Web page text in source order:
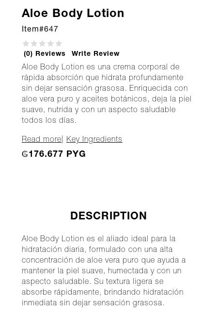
Aloe Body Lotion
Item#647
(0) Reviews Write Review
Aloe Body Lotion es una crema corporal de
rápida absorción que hidrata profundamente
sin dejar sensación grasosa. Enriquecida con
aloe vera puro y aceites botánicos, deja la piel
suave, nutrida y con un aspecto saludable
todos los días.
Read more Key Ingredients
₲176.677 PYG
DESCRIPTION
Aloe Body Lotion es el aliado ideal para la
hidratación diaria, formulado con una alta
concentración de aloe vera puro que ayuda a
mantener la piel suave, humectada y con un
aspecto saludable. Su textura ligera se
absorbe rápidamente, brindando hidratación
inmediata sin dejar sensación grasosa.